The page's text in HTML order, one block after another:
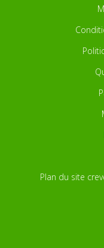
Plan du site